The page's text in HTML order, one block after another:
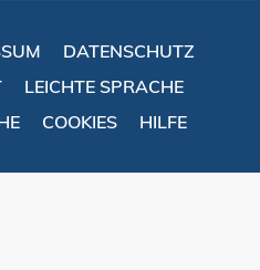
DATENSCHUTZ
LEICHTE SPRACHE
COOKIES HILFE